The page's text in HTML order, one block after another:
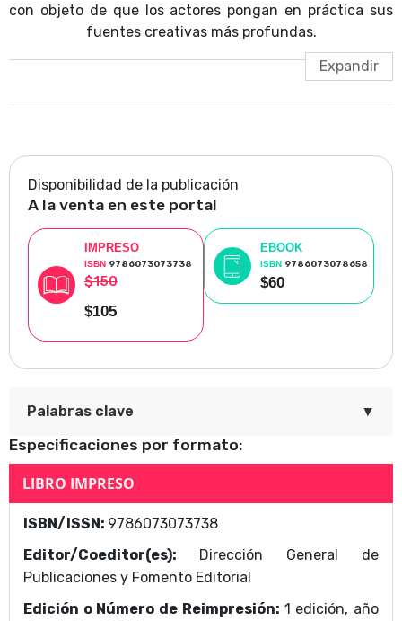
con objeto de que los actores pongan en práctica sus
fuentes creativas más profundas.
Disponibilidad de la publicación
A la venta en este portal
IMPRESO
ISBN 9786073073738
$150
$105
EBOOK
ISBN 9786073078658
$60
Palabras clave ▼
La imaginación mítica y el actor. Ejercicios
inspiración y consejos para el actor del siglo XXI
Dirección General de Publicaciones y Fomento
Especificaciones por formato:
LIBRO IMPRESO
ISBN/ISSN: 9786073073738
Editor/Coeditor(es): Dirección General de
Publicaciones y Fomento Editorial
Edición o Número de Reimpresión: 1 edición, año